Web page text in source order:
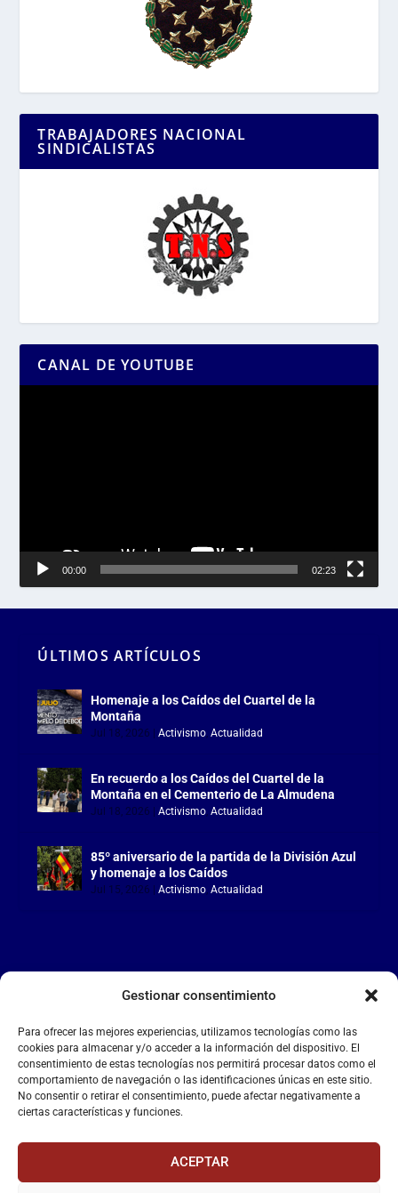
Gestionar consentimiento
Para ofrecer las mejores experiencias, utilizamos tecnologías como las
cookies para almacenar y/o acceder a la información del dispositivo. El
consentimiento de estas tecnologías nos permitirá procesar datos como el
comportamiento de navegación o las identificaciones únicas en este sitio.
No consentir o retirar el consentimiento, puede afectar negativamente a
ciertas características y funciones.
ACEPTAR
TRABAJADORES NACIONAL
SINDICALISTAS
CANAL DE YOUTUBE
00:00 02:23
ÚLTIMOS ARTÍCULOS
Homenaje a los Caídos del Cuartel de la
Montaña
Jul 18, 2026 |Activismo ,Actualidad
En recuerdo a los Caídos del Cuartel de la
Montaña en el Cementerio de La Almudena
Jul 18, 2026 |Activismo ,Actualidad
85º aniversario de la partida de la División Azul
y homenaje a los Caídos
Jul 15, 2026 |Activismo ,Actualidad
LA FALANGE
Reproductor
de
vídeo